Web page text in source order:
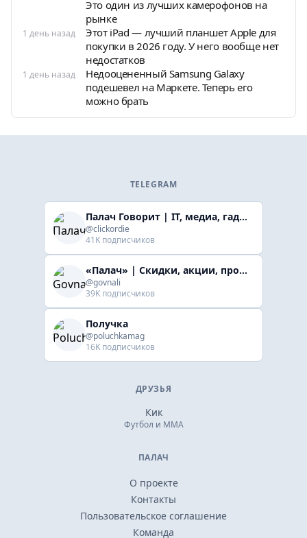
Это один из лучших камерофонов на
рынке
1 день назад
Этот iPad — лучший планшет Apple для
покупки в 2026 году. У него вообще нет
недостатков
1 день назад
Недооцененный Samsung Galaxy
подешевел на Маркете. Теперь его
можно брать
TELEGRAM
Палач Говорит | IT, медиа, гaджеты, скидки
@clickordie
41K подписчиков
«Палач» | Скидки, акции, промокоды
@govnali
39K подписчиков
Получка
@poluchkamag
16K подписчиков
ДРУЗЬЯ
Кик
Футбол и ММА
ПАЛАЧ
О проекте
Контакты
Пользовательское соглашение
Команда